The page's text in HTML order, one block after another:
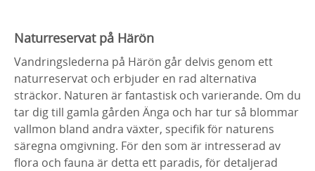
Naturreservat på Härön
Vandringslederna på Härön går delvis genom ett
naturreservat och erbjuder en rad alternativa
sträckor. Naturen är fantastisk och varierande. Om du
tar dig till gamla gården Änga och har tur så blommar
vallmon bland andra växter, specifik för naturens
säregna omgivning. För den som är intresserad av
flora och fauna är detta ett paradis, för detaljerad